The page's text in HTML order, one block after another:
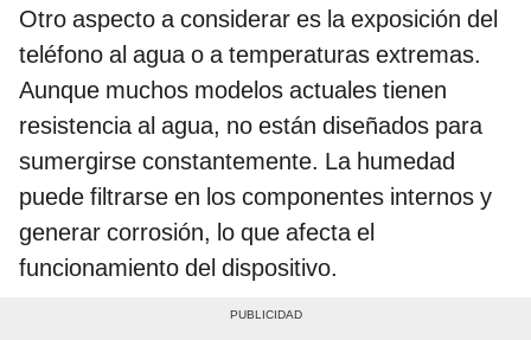
Otro aspecto a considerar es la exposición del
teléfono al agua o a temperaturas extremas.
Aunque muchos modelos actuales tienen
resistencia al agua, no están diseñados para
sumergirse constantemente. La humedad
puede filtrarse en los componentes internos y
generar corrosión, lo que afecta el
funcionamiento del dispositivo.